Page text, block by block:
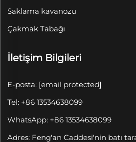
Saklama kavanozu
Çakmak Tabağı
İletişim Bilgileri
E-posta: [email protected]
Tel: +86 13534638099
WhatsApp: +86 13534638099
Adres: Feng'an Caddesi'nin batı